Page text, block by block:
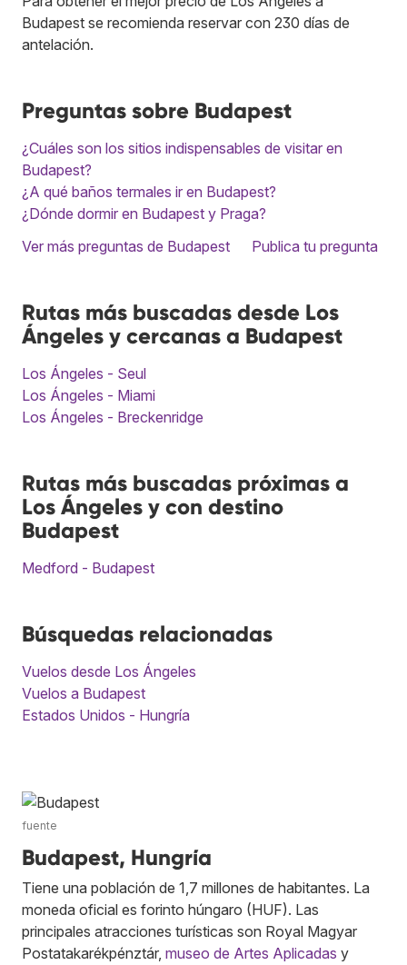
Budapest se recomienda reservar con 230 días de
antelación.
Preguntas sobre Budapest
¿Cuáles son los sitios indispensables de visitar en
Budapest?
¿A qué baños termales ir en Budapest?
¿Dónde dormir en Budapest y Praga?
Ver más preguntas de Budapest
Publica tu pregunta
Rutas más buscadas desde Los
Ángeles y cercanas a Budapest
Los Ángeles - Seul
Los Ángeles - Miami
Los Ángeles - Breckenridge
Rutas más buscadas próximas a
Los Ángeles y con destino
Budapest
Medford - Budapest
Búsquedas relacionadas
Vuelos desde Los Ángeles
Vuelos a Budapest
Estados Unidos - Hungría
fuente
Budapest, Hungría
Tiene una población de 1,7 millones de habitantes. La
moneda oficial es forinto húngaro (HUF). Las
principales atracciones turísticas son Royal Magyar
Postatakarékpénztár, museo de Artes Aplicadas y